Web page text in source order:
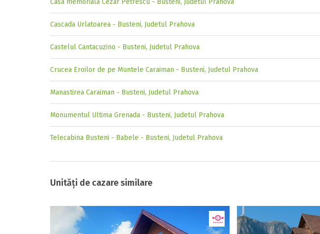
Casa memoriala Cezar Petrescu - Busteni, Judetul Prahova
Cascada Urlatoarea - Busteni, Judetul Prahova
Castelul Cantacuzino - Busteni, Judetul Prahova
Crucea Eroilor de pe Muntele Caraiman - Busteni, Judetul Prahova
Manastirea Caraiman - Busteni, Judetul Prahova
Monumentul Ultima Grenada - Busteni, Judetul Prahova
Telecabina Busteni - Babele - Busteni, Judetul Prahova
Unități de cazare similare